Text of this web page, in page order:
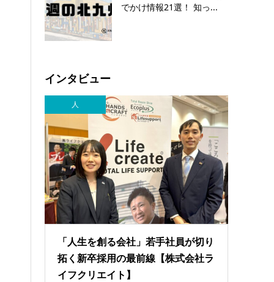
でかけ情報21選！ 知っ...
インタビュー
人
「人生を創る会社」若手社員が切り
拓く新卒採用の最前線【株式会社ラ
イフクリエイト】